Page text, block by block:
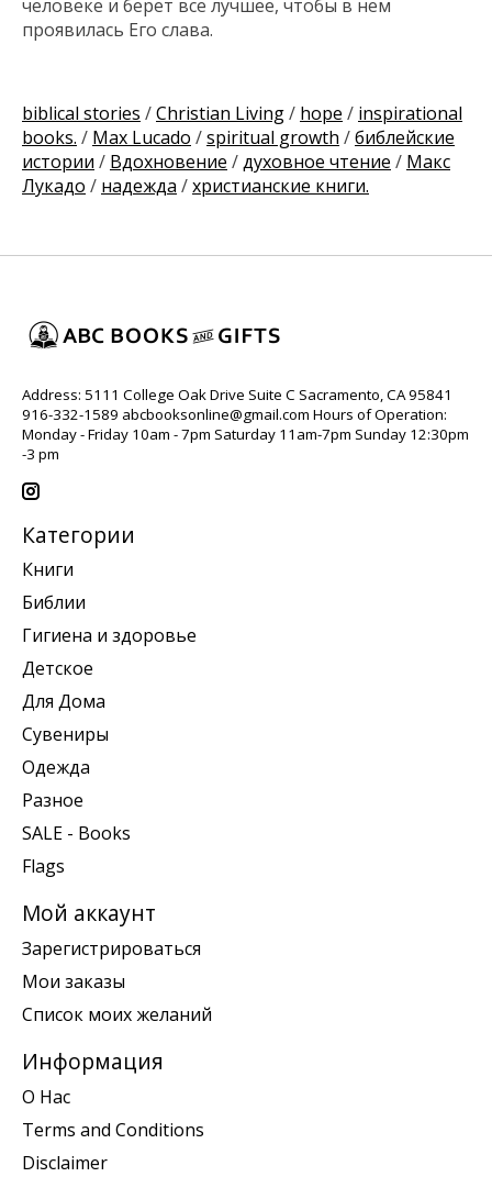
человеке и берет все лучшее, чтобы в нем
проявилась Его слава.
biblical stories /Christian Living/ hope / inspirational
books. / Max Lucado /spiritual growth /библейские
истории / Вдохновение /духовное чтение / Макс
Лукадо / надежда /христианские книги.
Address: 5111 College Oak Drive Suite C Sacramento, CA 95841
916-332-1589 abcbooksonline@gmail.com Hours of Operation:
Monday - Friday 10am - 7pm Saturday 11am-7pm Sunday 12:30pm
-3 pm
Категории
Книги
Библии
Гигиена и здоровье
Детское
Для Дома
Сувениры
Одежда
Разное
SALE - Books
Flags
Мой аккаунт
Зарегистрироваться
Мои заказы
Список моих желаний
Информация
О Нас
Terms and Conditions
Disclaimer